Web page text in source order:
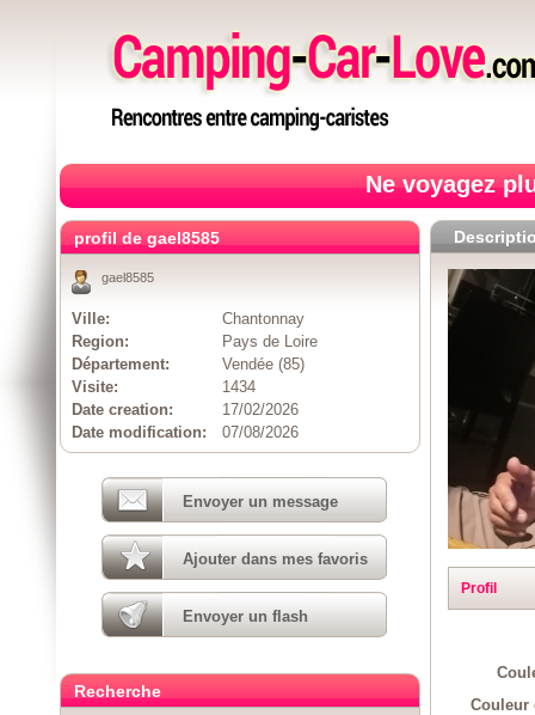
Ne voyagez
Profil
Couleur
profil de gael8585
gael8585
Ville:
Chantonnay
Region:
Pays de Loire
Département:
Vendée (85)
Visite:
1434
Date creation:
17/02/2026
Date modification:
07/08/2026
Envoyer un message
Ajouter dans mes favoris
Envoyer un flash
Recherche